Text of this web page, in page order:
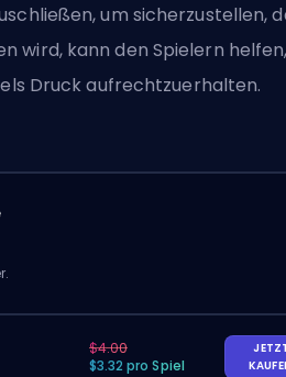
um sicherzustellen,
wird, kann den Spielern helfen,
Druck aufrechtzuerhalten.
$4.00
$3.32 pro Spiel